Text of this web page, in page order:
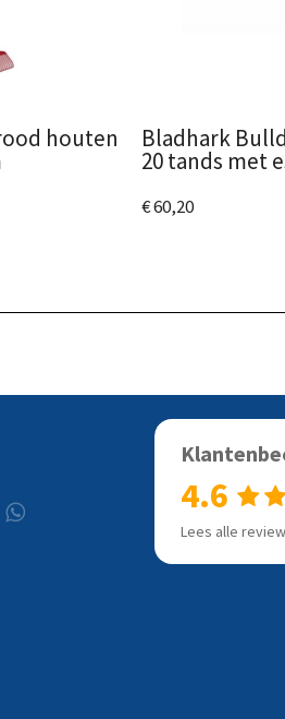
houten Bladhark
20 tands met
€ 60,20
4.6
Lees alle